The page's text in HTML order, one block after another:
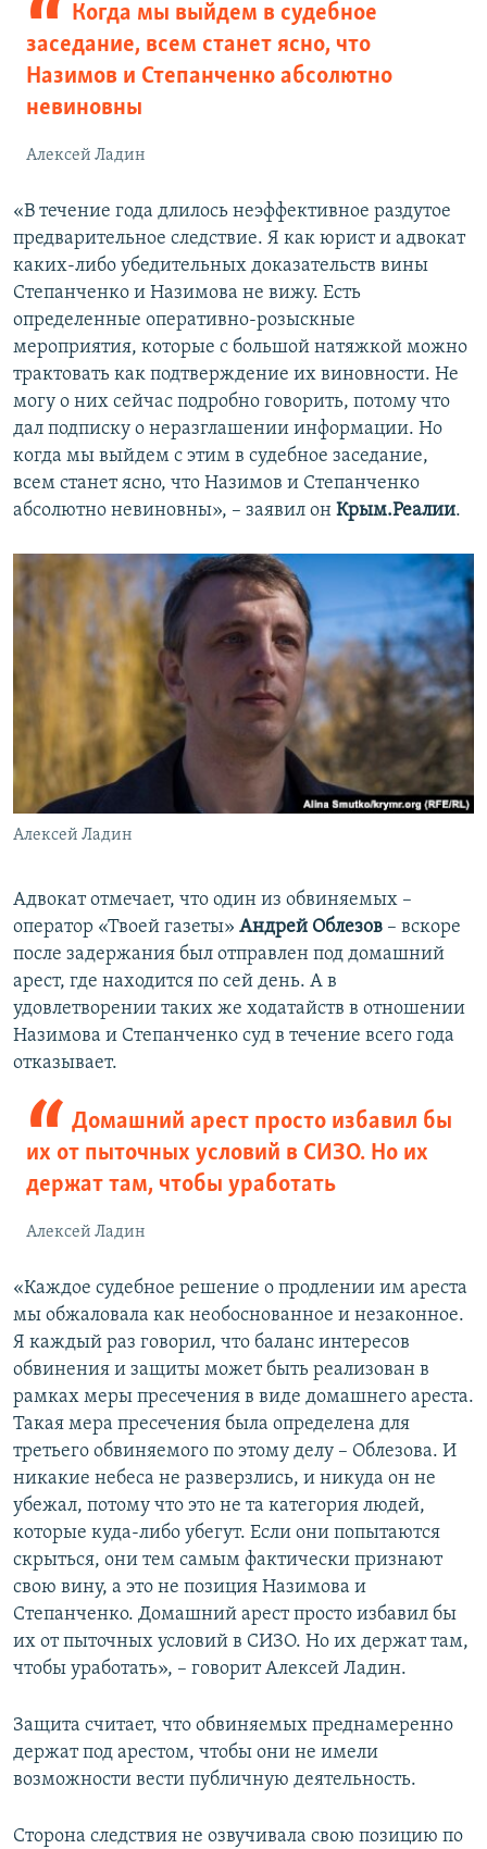
Когда мы выйдем в судебное
заседание, всем станет ясно, что
Назимов и Степанченко абсолютно
невиновны
Алексей Ладин
«В течение года длилось неэффективное раздутое
предварительное следствие. Я как юрист и адвокат
каких-либо убедительных доказательств вины
Степанченко и Назимова не вижу. Есть
определенные оперативно-розыскные
мероприятия, которые с большой натяжкой можно
трактовать как подтверждение их виновности. Не
могу о них сейчас подробно говорить, потому что
дал подписку о неразглашении информации. Но
когда мы выйдем с этим в судебное заседание,
всем станет ясно, что Назимов и Степанченко
абсолютно невиновны», – заявил он Крым.Реалии.
Алексей Ладин
Адвокат отмечает, что один из обвиняемых –
оператор «Твоей газеты» Андрей Облезов – вскоре
после задержания был отправлен под домашний
арест, где находится по сей день. А в
удовлетворении таких же ходатайств в отношении
Назимова и Степанченко суд в течение всего года
отказывает.
Домашний арест просто избавил бы
их от пыточных условий в СИЗО. Но их
держат там, чтобы уработать
Алексей Ладин
«Каждое судебное решение о продлении им ареста
мы обжаловала как необоснованное и незаконное.
Я каждый раз говорил, что баланс интересов
обвинения и защиты может быть реализован в
рамках меры пресечения в виде домашнего ареста.
Такая мера пресечения была определена для
третьего обвиняемого по этому делу – Облезова. И
никакие небеса не разверзлись, и никуда он не
убежал, потому что это не та категория людей,
которые куда-либо убегут. Если они попытаются
скрыться, они тем самым фактически признают
свою вину, а это не позиция Назимова и
Степанченко. Домашний арест просто избавил бы
их от пыточных условий в СИЗО. Но их держат там,
чтобы уработать», – говорит Алексей Ладин.
Защита считает, что обвиняемых преднамеренно
держат под арестом, чтобы они не имели
возможности вести публичную деятельность.
Сторона следствия не озвучивала свою позицию по